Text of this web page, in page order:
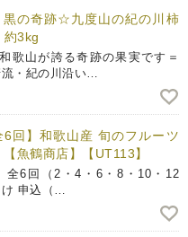
黒の奇跡☆九度山の紀の川柿
約3kg
山が誇る奇跡の果実です＝
・紀の川沿い…
6回】和歌山産 旬のフルーツ
魚鶴商店】【UT113】
6回（2・4・6・8・10・12
け 申込（…